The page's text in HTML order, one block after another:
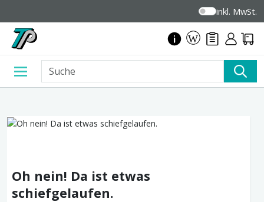
inkl. MwSt.
Oh nein! Da ist etwas
schiefgelaufen.